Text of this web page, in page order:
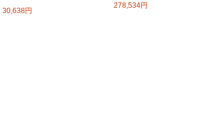
30,638円
278,534円